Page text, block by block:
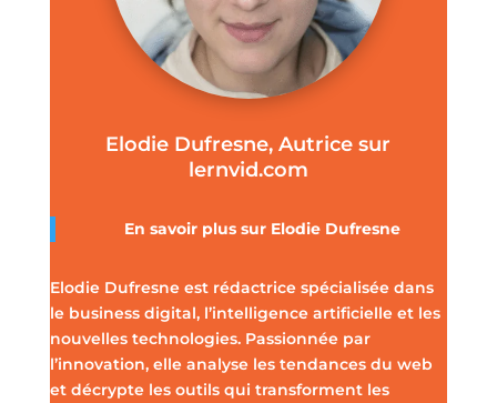
Elodie Dufresne, Autrice sur
lernvid.com
En savoir plus sur Elodie Dufresne
Elodie Dufresne est rédactrice spécialisée dans
le business digital, l’intelligence artificielle et les
nouvelles technologies. Passionnée par
l’innovation, elle analyse les tendances du web
et décrypte les outils qui transforment les